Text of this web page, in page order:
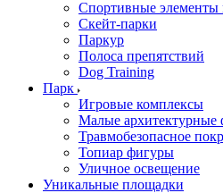
Спортивные элементы
Скейт-парки
Паркур
Полоса препятствий
Dog Training
Парк
Игровые комплексы
Малые
Травмобезопасное
Топиар фигуры
Уличное освещение
Уникальные площадки